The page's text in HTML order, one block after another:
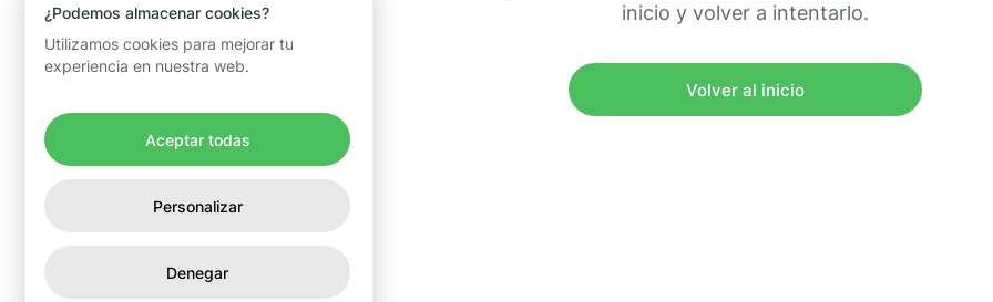
inicio y volver a intentarlo.
Volver al inicio
¿Podemos almacenar cookies?
Utilizamos cookies para mejorar tu
experiencia en nuestra web.
Aceptar todas
Personalizar
Denegar